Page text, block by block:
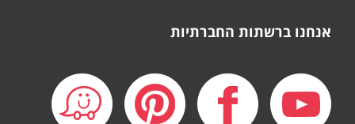
אנחנו ברשתות החברתיות